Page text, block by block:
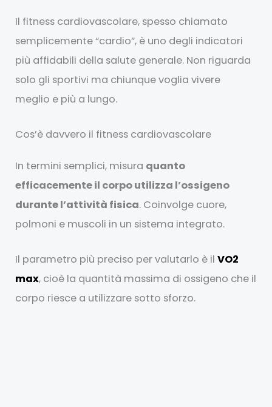
Il fitness cardiovascolare, spesso chiamato
semplicemente “cardio”, è uno degli indicatori
più affidabili della salute generale. Non riguarda
solo gli sportivi ma chiunque voglia vivere
meglio e più a lungo.
Cos’è davvero il fitness cardiovascolare
In termini semplici, misura quanto
efficacemente il corpo utilizza l’ossigeno
durante l’attività fisica. Coinvolge cuore,
polmoni e muscoli in un sistema integrato.
Il parametro più preciso per valutarlo è ilVO2
max, cioè la quantità massima di ossigeno che il
corpo riesce a utilizzare sotto sforzo.